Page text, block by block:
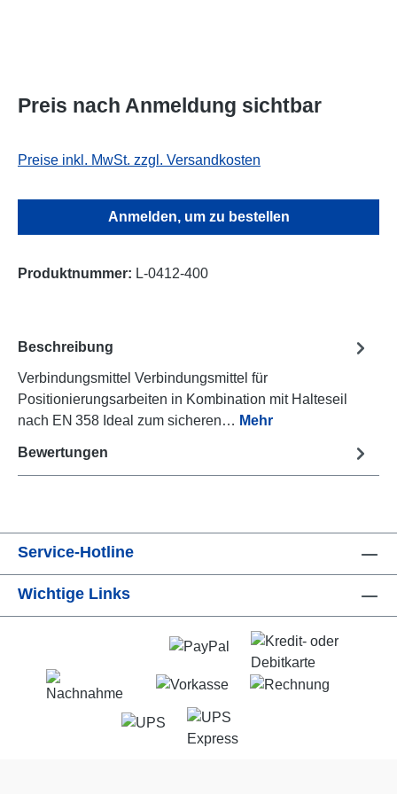
Preis nach Anmeldung sichtbar
Preise inkl. MwSt. zzgl. Versandkosten
Anmelden, um zu bestellen
Produktnummer: L-0412-400
Beschreibung
Verbindungsmittel Verbindungsmittel für
Positionierungsarbeiten in Kombination mit Halteseil
nach EN 358 Ideal zum sicheren… Mehr
Bewertungen
Service-Hotline
Wichtige Links